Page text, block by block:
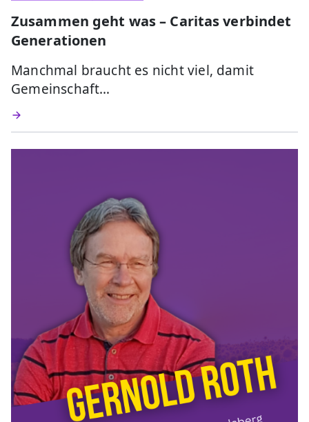
Zusammen geht was – Caritas verbindet
Generationen
Manchmal braucht es nicht viel, damit
Gemeinschaft…